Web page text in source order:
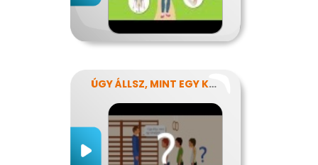
ÚGY ÁLLSZ, MINT EGY KÉRDŐJEL